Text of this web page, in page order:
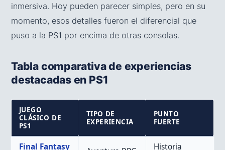
inmersiva. Hoy pueden parecer simples, pero en su
momento, esos detalles fueron el diferencial que
puso a la PS1 por encima de otras consolas.
Tabla comparativa de experiencias
destacadas en PS1
JUEGO
CLÁSICO DE
PS1
TIPO DE
EXPERIENCIA
PUNTO
FUERTE
Final Fantasy
Historia